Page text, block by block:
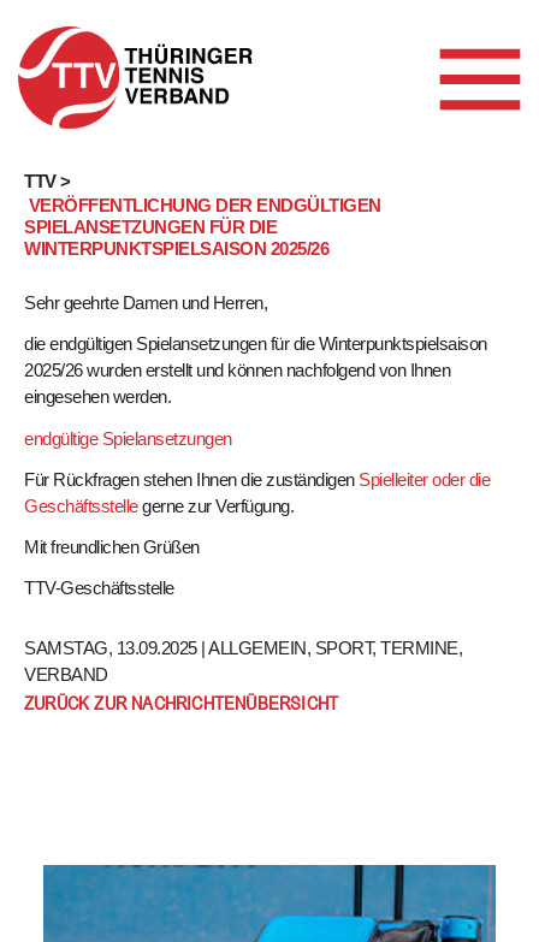
Skip
content
TTV >
VERÖFFENTLICHUNG DER ENDGÜLTIGEN
SPIELANSETZUNGEN FÜR DIE
WINTERPUNKTSPIELSAISON 2025/26
Sehr geehrte Damen und Herren,
die endgültigen Spielansetzungen für die Winterpunktspielsaison
2025/26 wurden erstellt und können nachfolgend von Ihnen
eingesehen werden.
endgültige Spielansetzungen
Für Rückfragen stehen Ihnen die zuständigen Spielleiter oder die
Geschäftsstellegerne zur Verfügung.
Mit freundlichen Grüßen
TTV-Geschäftsstelle
SAMSTAG, 13.09.2025 |ALLGEMEIN, SPORT, TERMINE,
VERBAND
ZURÜCK ZUR NACHRICHTENÜBERSICHT